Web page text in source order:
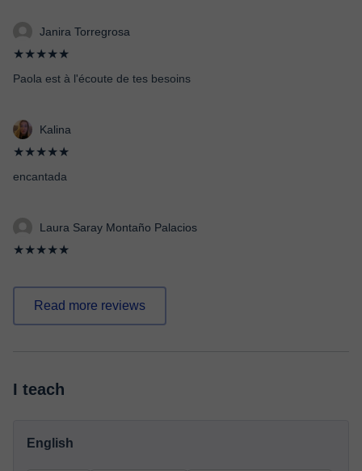
Janira Torregrosa
★★★★★
Paola est à l'écoute de tes besoins
Kalina
★★★★★
encantada
Laura Saray Montaño Palacios
★★★★★
Read more reviews
I teach
English